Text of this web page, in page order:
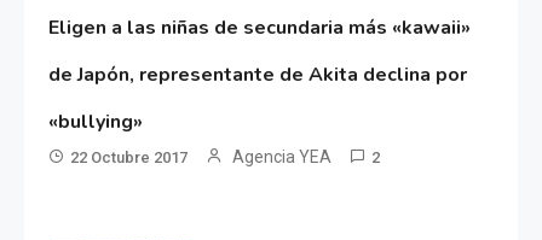
Eligen a las niñas de secundaria más «kawaii»
de Japón, representante de Akita declina por
«bullying»
22 Octubre 2017 Agencia YEA 2